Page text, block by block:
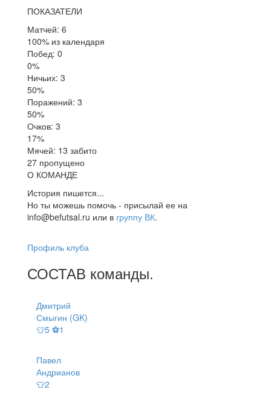
ПОКАЗАТЕЛИ
Матчей: 6
100% из календаря
Побед: 0
0%
Ничьих: 3
50%
Поражений: 3
50%
Очков: 3
17%
Мячей: 13 забито
27 пропущено
О КОМАНДЕ
История пишется...
Но ты можешь помочь - присылай ее на
info@befutsal.ru или в группу ВК.
Профиль клуба
СОСТАВ команды.
Дмитрий
Смыгин (GK)
👕5 ⚽1
Павел
Андрианов
👕2